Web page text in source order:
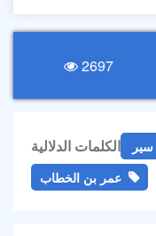
2697
الكلمات الدلالية سير
عمر بن الخطاب